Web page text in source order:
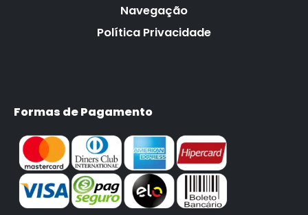
Navegação
Política Privacidade
Formas de Pagamento